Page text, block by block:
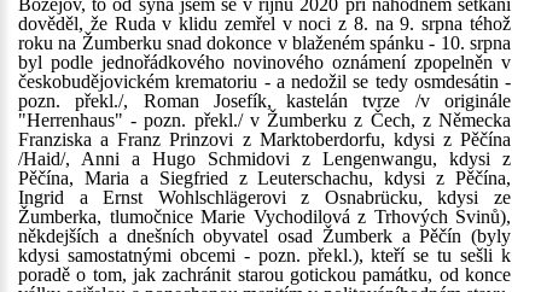
Božejov, to od syna jsem se v říjnu 2020 při náhodném setkání
dověděl, že Ruda v klidu zemřel v noci z 8. na 9. srpna téhož
roku na Žumberku snad dokonce v blaženém spánku - 10. srpna
byl podle jednořádkového novinového oznámení zpopelněn v
českobudějovickém krematoriu - a nedožil se tedy osmdesátin -
pozn. překl./, Roman Josefík, kastelán tvrze /v originále
"Herrenhaus" - pozn. překl./ v Žumberku z Čech, z Německa
Franziska a Franz Prinzovi z Marktoberdorfu, kdysi z Pěčína
/Haid/, Anni a Hugo Schmidovi z Lengenwangu, kdysi z
Pěčína, Maria a Siegfried z Leuterschachu, kdysi z Pěčína,
Ingrid a Ernst Wohlschlägerovi z Osnabrücku, kdysi ze
Žumberka, tlumočnice Marie Vychodilová z Trhových Svinů),
někdejších a dnešních obyvatel osad Žumberk a Pěčín (byly
kdysi samostatnými obcemi - pozn. překl.), kteří se tu sešli k
poradě o tom, jak zachránit starou gotickou památku, od konce